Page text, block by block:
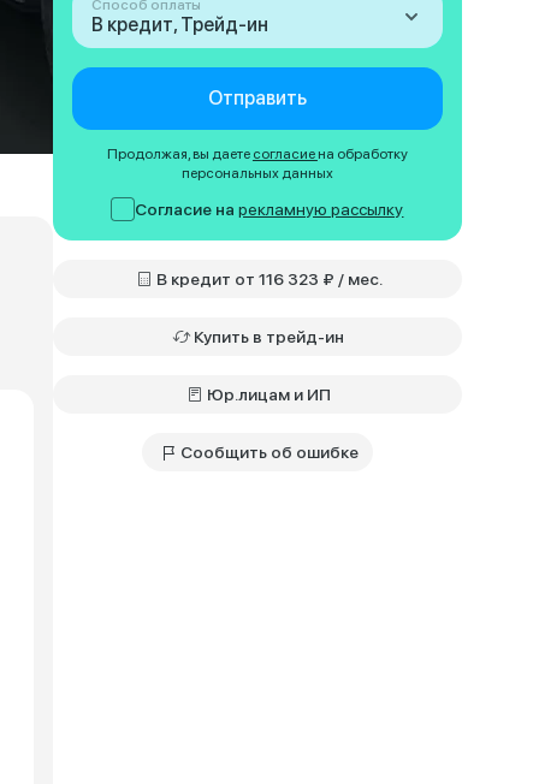
Способ оплаты
В кредит, Трейд-ин
Отправить
Продолжая, вы даете согласие на обработку
персональных данных
Согласие нарекламную рассылку
В кредит от 116 323 ₽ / мес.
Купить в трейд-ин
Юр.лицам и ИП
Сообщить об ошибке